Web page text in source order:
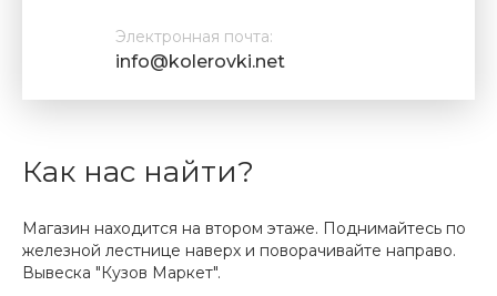
Электронная почта:
info@kolerovki.net
Как нас найти?
Магазин находится на втором этаже. Поднимайтесь по
железной лестнице наверх и поворачивайте направо.
Вывеска "Кузов Маркет".